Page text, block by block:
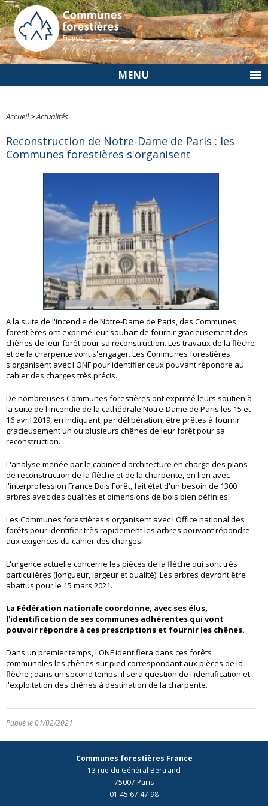
MENU
Accueil>Actualités
Reconstruction de Notre-Dame de Paris : les
Communes forestières s'organisent
A la suite de l'incendie de Notre-Dame de Paris, des Communes
forestières ont exprimé leur souhait de fournir gracieusement des
chênes de leur forêt pour sa reconstruction. Les travaux de la flèche
et de la charpente vont s'engager. Les Communes forestières
s'organisent avec l'ONF pour identifier ceux pouvant répondre au
cahier des charges très précis.
De nombreuses Communes forestières ont exprimé leurs soutien à
la suite de l'incendie de la cathédrale Notre-Dame de Paris les 15 et
16 avril 2019, en indiquant, par délibération, être prêtes à fournir
gracieusement un ou plusieurs chênes de leur forêt pour sa
reconstruction.
L'analyse menée par le cabinet d'architecture en charge des plans
de reconstruction de la flèche et de la charpente, en lien avec
l'interprofession France Bois Forêt, fait état d'un besoin de 1300
arbres avec des qualités et dimensions de bois bien définies.
Les Communes forestières s'organisent avec l'Office national des
forêts pour identifier très rapidement les arbres pouvant répondre
aux exigences du cahier des charges.
L'urgence actuelle concerne les pièces de la flèche qui sont très
particulières (longueur, largeur et qualité). Les arbres devront être
abattus pour le 15 mars 2021.
La Fédération nationale coordonne, avec ses élus,
l'identification de ses communes adhérentes qui vont
pouvoir répondre à ces prescriptions et fournir les chênes.
Dans un premier temps, l'ONF identifiera dans ces forêts
communales les chênes sur pied correspondant aux pièces de la
flèche ; dans un second temps, il sera question de l'identification et
l'exploitation des chênes à destination de la charpente.
Publié le 01/02/2021
Communes forestières France
13 rue du Général Bertrand
75007 Paris
01 45 67 47 98